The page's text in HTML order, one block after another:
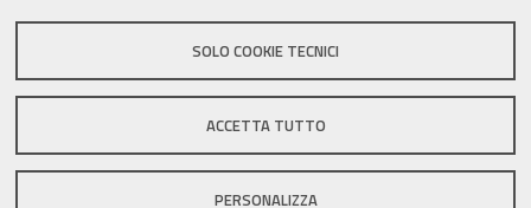
SOLO COOKIE TECNICI
ACCETTA TUTTO
PERSONALIZZA
Sito istituzionale Comune di Zola Predosa